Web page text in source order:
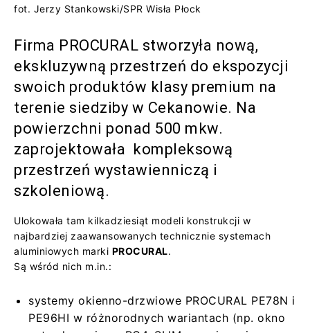
fot. Jerzy Stankowski/SPR Wisła Płock
Firma PROCURAL stworzyła nową,
ekskluzywną przestrzeń do ekspozycji
swoich produktów klasy premium na
terenie siedziby w Cekanowie. Na
powierzchni ponad 500 mkw.
zaprojektowała kompleksową
przestrzeń wystawienniczą i
szkoleniową.
Ulokowała tam kilkadziesiąt modeli konstrukcji w
najbardziej zaawansowanych technicznie systemach
aluminiowych marki PROCURAL.
Są wśród nich m.in.:
systemy okienno-drzwiowe PROCURAL PE78N i
PE96HI w różnorodnych wariantach (np. okno